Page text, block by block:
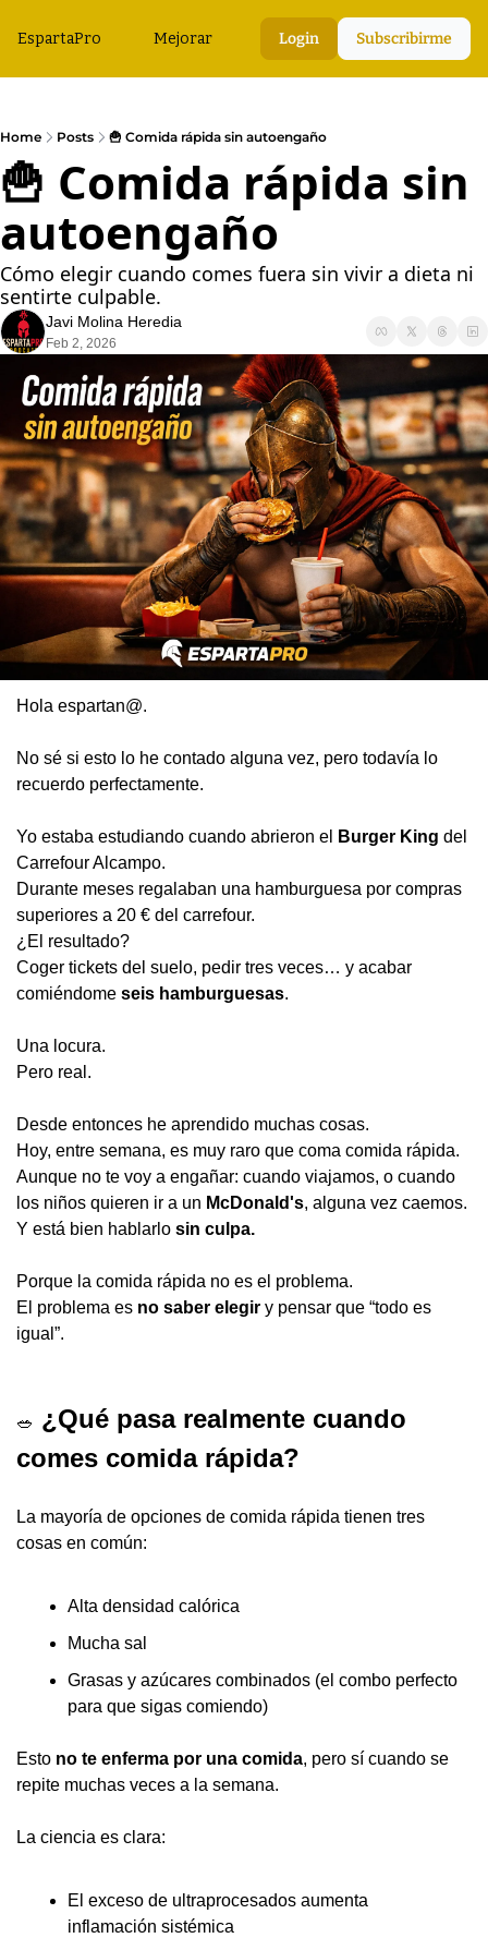
EspartaPro Mejorar Login Subscribirme
Home Posts 🍟 Comida rápida sin autoengaño
🍟 Comida rápida sin
autoengaño
Cómo elegir cuando comes fuera sin vivir a dieta ni
sentirte culpable.
Javi Molina Heredia
Feb 2, 2026
Hola espartan@.
No sé si esto lo he contado alguna vez, pero todavía lo
recuerdo perfectamente.
Yo estaba estudiando cuando abrieron el Burger King del
Carrefour Alcampo.
Durante meses regalaban una hamburguesa por compras
superiores a 20 € del carrefour.
¿El resultado?
Coger tickets del suelo, pedir tres veces… y acabar
comiéndome seis hamburguesas.
Una locura.
Pero real.
Desde entonces he aprendido muchas cosas.
Hoy, entre semana, es muy raro que coma comida rápida.
Aunque no te voy a engañar: cuando viajamos, o cuando
los niños quieren ir a un McDonald's, alguna vez caemos.
Y está bien hablarlo sin culpa.
Porque la comida rápida no es el problema.
El problema es no saber elegir y pensar que “todo es
igual”.
🥗 ¿Qué pasa realmente cuando
comes comida rápida?
La mayoría de opciones de comida rápida tienen tres
cosas en común:
Alta densidad calórica
Mucha sal
Grasas y azúcares combinados (el combo perfecto
para que sigas comiendo)
Esto no te enferma por una comida, pero sí cuando se
repite muchas veces a la semana.
La ciencia es clara:
El exceso de ultraprocesados aumenta
inflamación sistémica